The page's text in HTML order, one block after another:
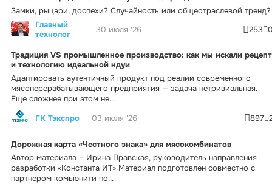
Замки, рыцари, доспехи? Случайность или общеотраслевой тренд?
Главный
технолог
30 июля '26 253
Традиция VS промышленное производство: как мы искали рецепт
и технологию идеальной ндуи
Адаптировать аутентичный продукт под реалии современного
мясоперерабатывающего предприятия — задача нетривиальная.
Еще сложнее при этом не...
ГК Тэкспро
03 июля '26 897
Дорожная карта «Честного знака» для мясокомбинатов
Автор материала – Ирина Правская, руководитель направления
разработки «Константа ИТ» Материал подготовлен совместно с
партнером комьюнити по...